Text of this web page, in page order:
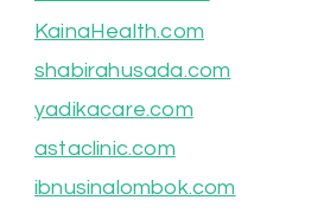
KainaHealth.com
shabirahusada.com
yadikacare.com
astaclinic.com
ibnusinalombok.com